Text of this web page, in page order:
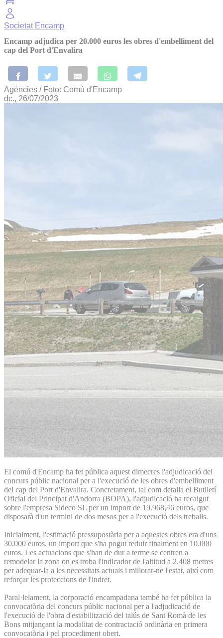
Societat Encamp
Encamp adjudica per 20.000 euros les obres d'embelliment del
cap del Port d'Envalira
Agències / Foto: Comú d'Encamp
dc., 26/07/2023
El comú d'Encamp ha fet pública aquest dimecres l'adjudicació del
concurs públic nacional per a l'execució de les obres d'embelliment
del cap del Port d'Envalira. Concretament, tal com detalla el Butlletí
Oficial del Principat d'Andorra (BOPA), l'adjudicació ha recaigut
sobre l'empresa Sideco SL per un import de 19.968,46 euros, que
disposarà d'un termini de dos mesos per a l'execució dels treballs.
Inicialment, l'estimació pressupostària per a aquestes obres era d'uns
30.000 euros, un import que s'ha pogut reduir finalment en 10.000
euros. Les actuacions que s'han de dur a terme se centren a
remodelar la zona on es troba l'indicador de l'altitud a 2.408 metres
per adequar-la a les necessitats actuals i millorar-ne l'estat, així com
reforçar les proteccions de l'indret.
Paral·lelament, la corporació encampadana també ha fet pública la
convocatòria del concurs públic nacional per a l'adjudicació de
l'execució de l'obra d'estabilització del talús de Sant Romà de les
Bons mitjançant la modalitat de contractació ordinària en primera
convocatòria i pel procediment obert.